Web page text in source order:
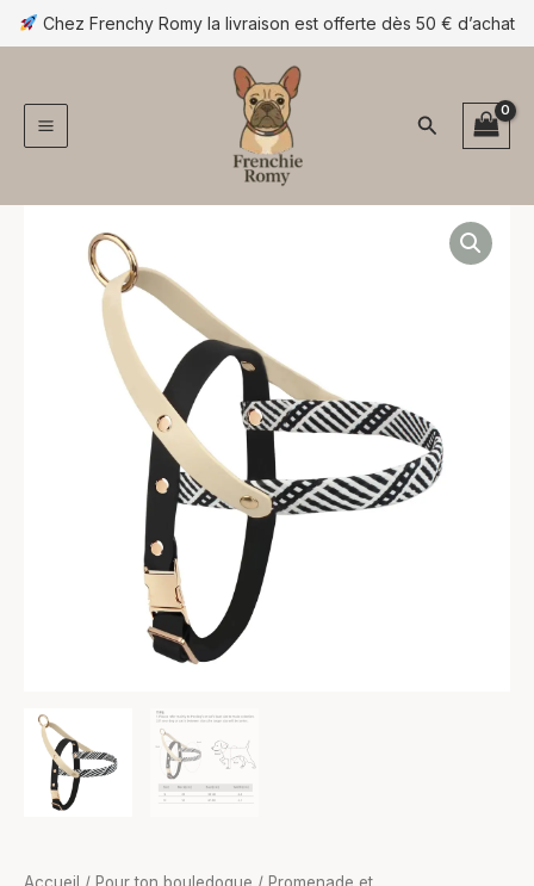
Aller
au
Chez Frenchy Romy la livraison est offerte dès 50 € d’achat
Rechercher